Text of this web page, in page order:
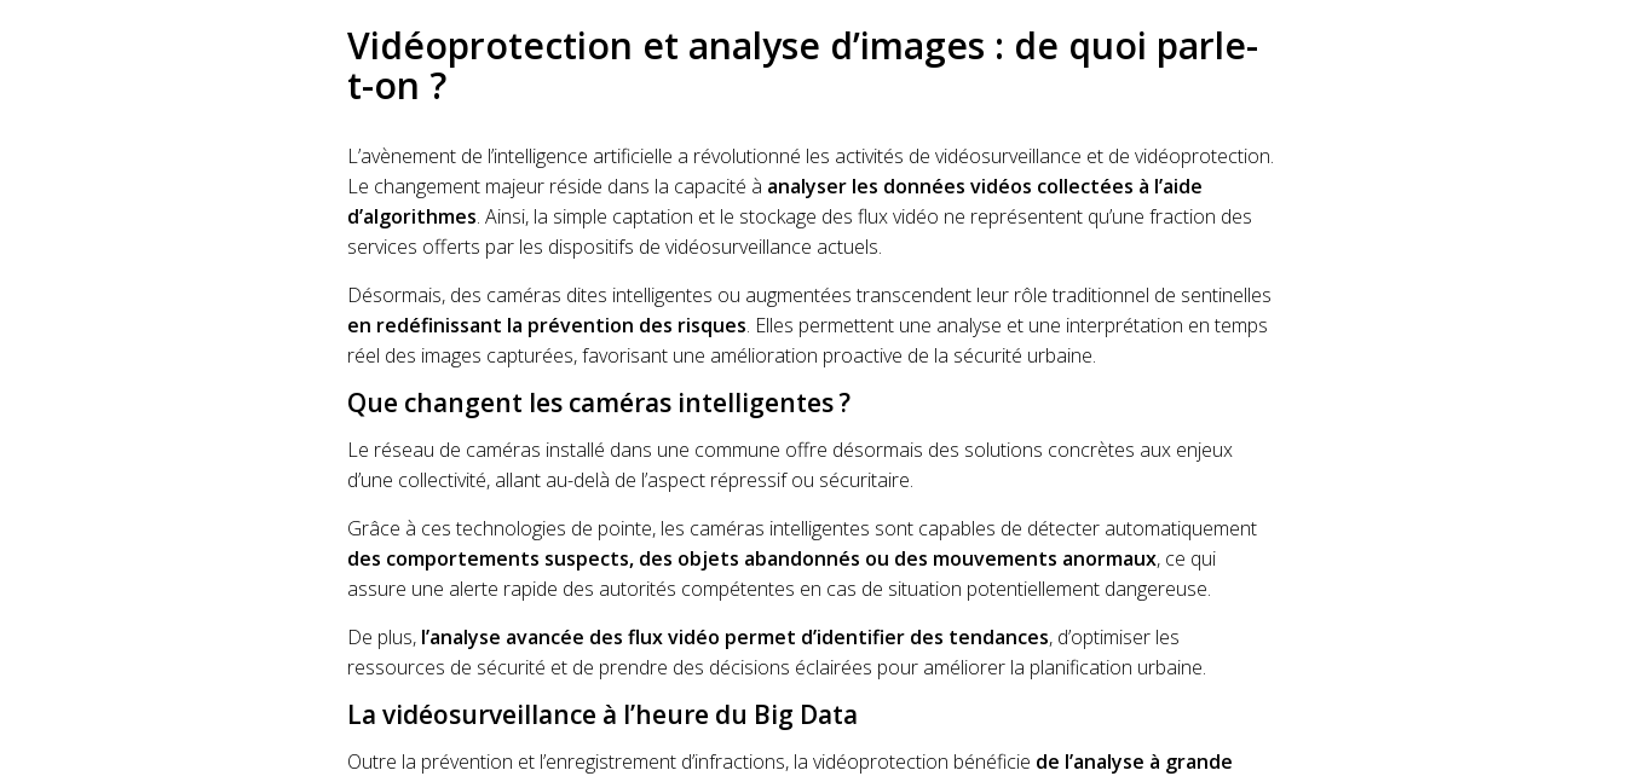
Vidéoprotection et analyse d’images : de quoi parle-
t-on ?
L’avènement de l’intelligence artificielle a révolutionné les activités de vidéosurveillance et de vidéoprotection.
Le changement majeur réside dans la capacité à analyser les données vidéos collectées à l’aide
d’algorithmes. Ainsi, la simple captation et le stockage des flux vidéo ne représentent qu’une fraction des
services offerts par les dispositifs de vidéosurveillance actuels.
Désormais, des caméras dites intelligentes ou augmentées transcendent leur rôle traditionnel de sentinelles
en redéfinissant la prévention des risques. Elles permettent une analyse et une interprétation en temps
réel des images capturées, favorisant une amélioration proactive de la sécurité urbaine.
Que changent les caméras intelligentes ?
Le réseau de caméras installé dans une commune offre désormais des solutions concrètes aux enjeux
d’une collectivité, allant au-delà de l’aspect répressif ou sécuritaire.
Grâce à ces technologies de pointe, les caméras intelligentes sont capables de détecter automatiquement
des comportements suspects, des objets abandonnés ou des mouvements anormaux, ce qui
assure une alerte rapide des autorités compétentes en cas de situation potentiellement dangereuse.
De plus, l’analyse avancée des flux vidéo permet d’identifier des tendances, d’optimiser les
ressources de sécurité et de prendre des décisions éclairées pour améliorer la planification urbaine.
La vidéosurveillance à l’heure du Big Data
Outre la prévention et l’enregistrement d’infractions, la vidéoprotection bénéficie de l’analyse à grande